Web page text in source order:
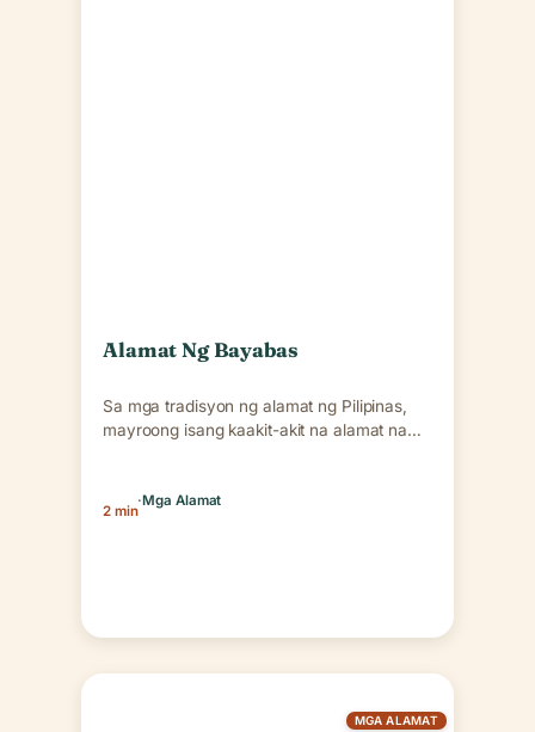
Alamat Ng Bayabas
Sa mga tradisyon ng alamat ng Pilipinas,
mayroong isang kaakit-akit na alamat na
2 min
·Mga Alamat
MGA ALAMAT